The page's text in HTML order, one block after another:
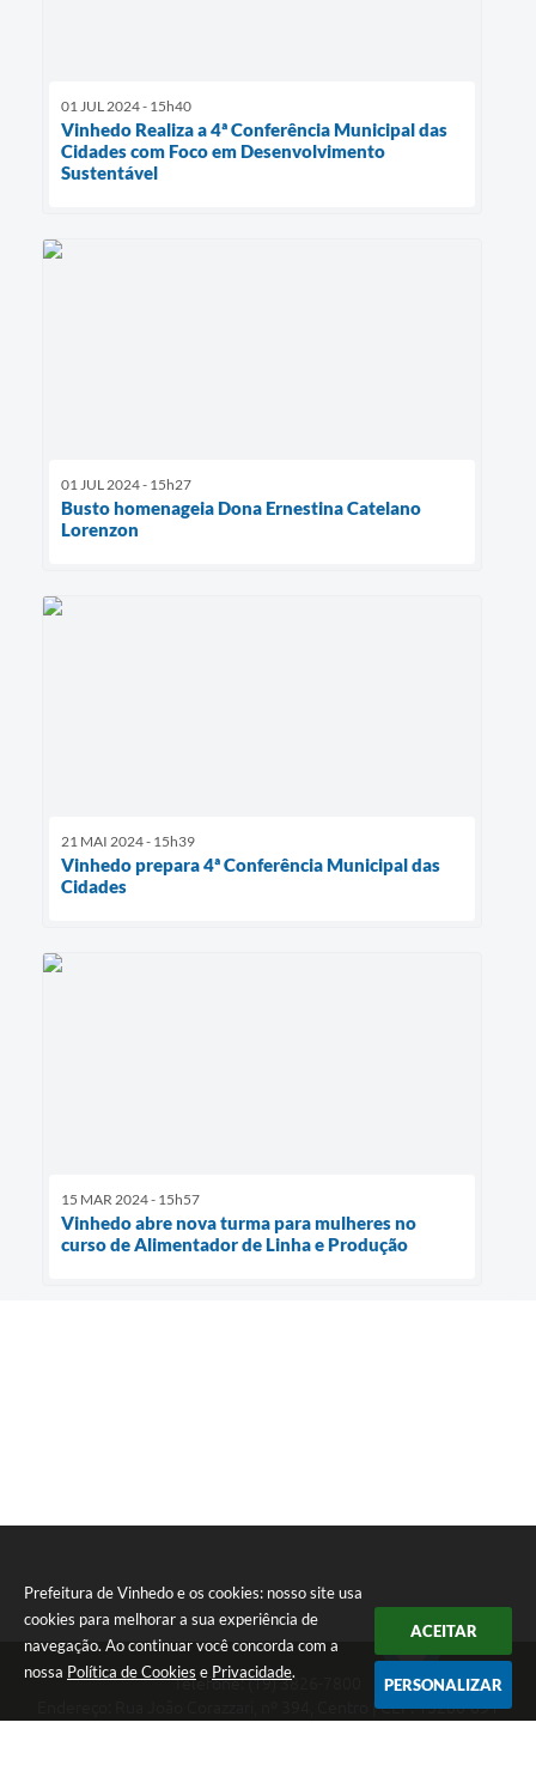
Prefeitura de Vinhedo e os cookies: nosso site usa
cookies para melhorar a sua experiência de
navegação. Ao continuar você concorda com a
nossa Política de Cookies e Privacidade.
ACEITAR
PERSONALIZAR
01 JUL 2024 - 15h40
Vinhedo Realiza a 4ª Conferência Municipal das
Cidades com Foco em Desenvolvimento
Sustentável
01 JUL 2024 - 15h27
Busto homenageia Dona Ernestina Catelano
Lorenzon
21 MAI 2024 - 15h39
Vinhedo prepara 4ª Conferência Municipal das
Cidades
15 MAR 2024 - 15h57
Vinhedo abre nova turma para mulheres no
curso de Alimentador de Linha e Produção
Telefone: (19) 3826-7800
Endereço: Rua João Corazzari, nº 394, Centro | CEP: 13280-091